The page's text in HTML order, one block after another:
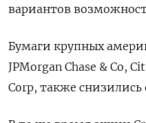
вариантов
Бумаги крупных
JPMorgan Chase & Co,
Corp, также снизились